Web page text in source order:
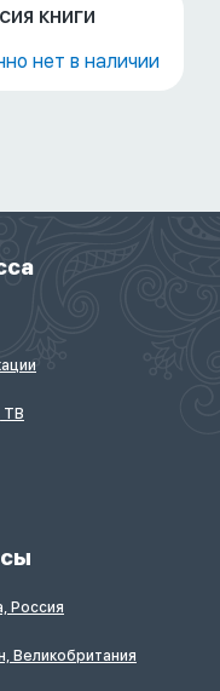
книги
нет в наличии
ТВ
Россия
Великобритания